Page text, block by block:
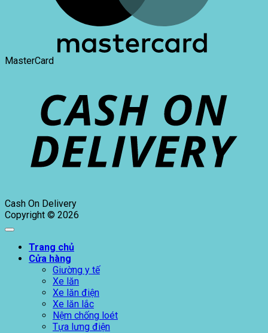
MasterCard
Cash On Delivery
Copyright © 2026
Trang chủ
Cửa hàng
Giường y tế
Xe lăn
Xe lăn điện
Xe lăn lắc
Nệm chống loét
Tựa lưng điện